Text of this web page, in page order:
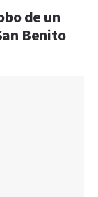
de un
Benito